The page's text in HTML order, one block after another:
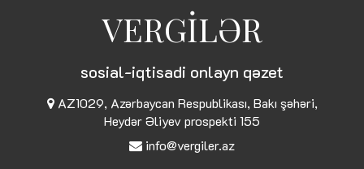
VERGİLƏR
sosial-iqtisadi onlayn qəzet
AZ1029, Azərbaycan Respublikası, Bakı şəhəri,
Heydər Əliyev prospekti 155
info@vergiler.az